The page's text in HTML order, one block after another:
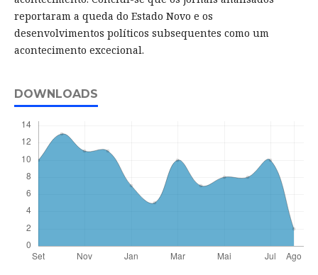
reportaram a queda do Estado Novo e os
desenvolvimentos políticos subsequentes como um
acontecimento excecional.
DOWNLOADS